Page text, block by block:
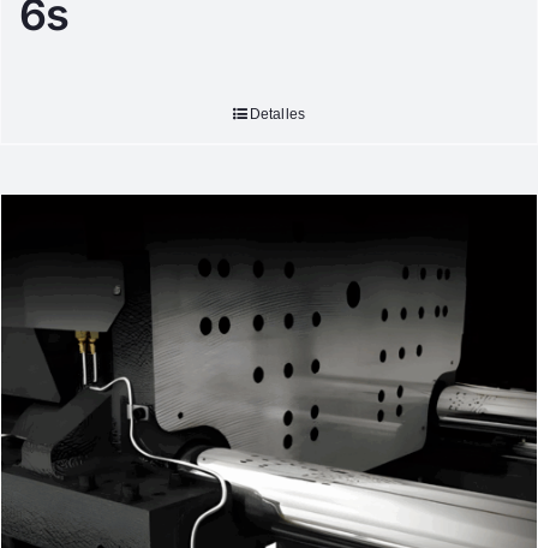
6s
Detalles